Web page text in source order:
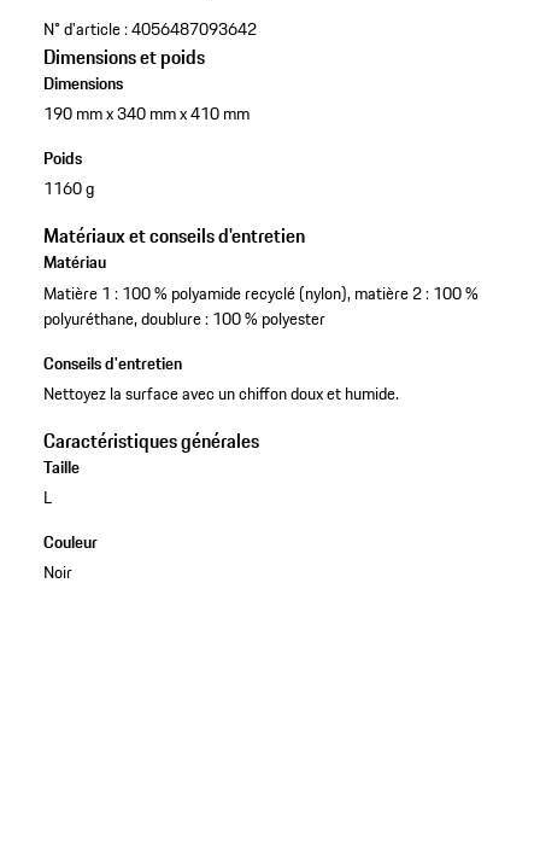
N° d'article :4056487093642
Dimensions et poids
Dimensions
190 mm x 340 mm x 410 mm
Poids
1160 g
Matériaux et conseils d'entretien
Matériau
Matière 1 : 100 % polyamide recyclé (nylon), matière 2 : 100 %
polyuréthane, doublure : 100 % polyester
Conseils d'entretien
Nettoyez la surface avec un chiffon doux et humide.
Caractéristiques générales
Taille
L
Couleur
Noir